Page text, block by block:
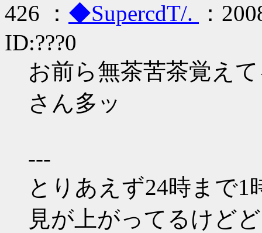
426 ： ◆SupercdT/.
：
ID:???0
お前ら無茶苦茶覚え
さん多ッ
---
とりあえず24時まで
見が上がってるけど